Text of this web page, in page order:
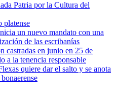
Patria por la Cultura del
platense
un nuevo mandato con una
de las escribanías
castradas en junio en 25 de
a la tenencia responsable
quiere dar el salto y se anota